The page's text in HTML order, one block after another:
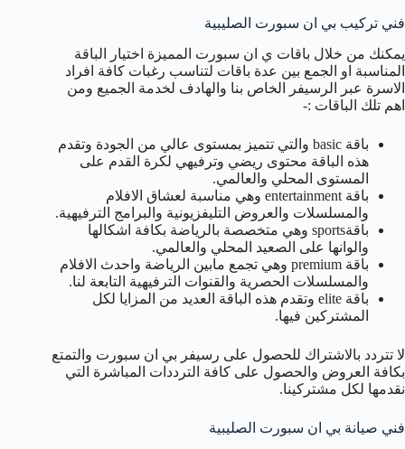
فني تركيب بي ان سبورت الصليبية
يمكنك من خلال باقات ي ان سبورت المميزة اختيار الباقة
المناسبة او الجمع بين عدة باقات لتناسب رغبات كافة افراد
الاسرة عبر الرسيفر الخاص بنا والهادف لخدمة الجميع ومن
اهم تلك الباقات :-
باقة basic والتي تتميز بمستوى عالي من الجودة وتقدم
هذه الباقة محتوى ريضي وترفيهي لكرة القدم على
المستوى المحلي والعالمي.
باقة entertainment وهي مناسبة لعشاق الافلام
والمسلسلات والعروض التليفزيونية والبرامج الترفيهية.
باقةsports وهي متخصصة بالرياضة بكافة اشكالها
والوانها على الصعيد المحلي والعالمي.
باقة premium وهي تجمع مابين الرياضة واحدث الافلام
والمسلسلات الحصرية والقنوات الترفيهية التابعة لنا.
باقة elite وتقدم هذه الباقة العديد من المزايا لكل
المشتركين فيها.
لا تتردد بالاشتراك للحصول على رسيفر بي ان سبورت والتمتع
بكافة العروض والحصول على كافة الترددات المباشرة التي
نقدمها لكل مشتركينا.
فني صيانة بي ان سبورت الصليبية